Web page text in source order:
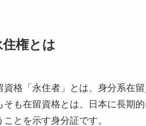
住権とは
資格「永住者」とは、身分系在留
そも在留資格とは、日本に長期
ことを示す身分証です。